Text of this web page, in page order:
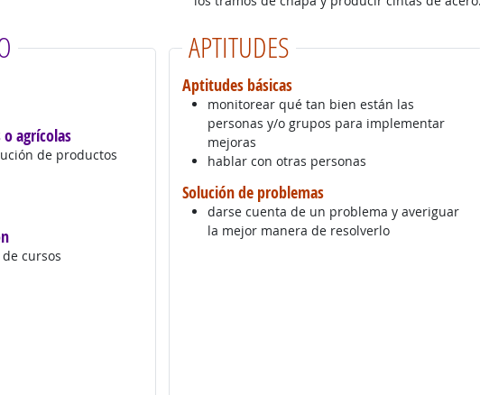
agrícolas
de productos
cursos
APTITUDES
Aptitudes básicas
monitorear qué tan bien están las
personas y/o grupos para implementar
mejoras
hablar con otras personas
Solución de problemas
darse cuenta de un problema y averiguar
la mejor manera de resolverlo